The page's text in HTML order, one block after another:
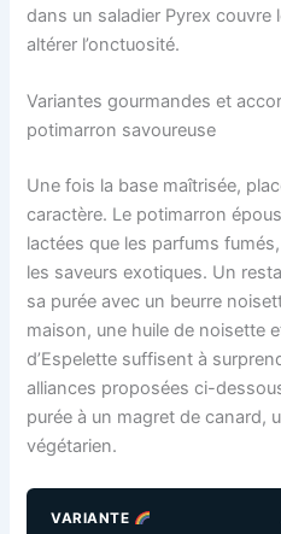
dans un saladier Pyrex
altérer l’onctuosité.
Variantes gourmandes et
potimarron savoureuse
Une fois la base maîtrisée,
caractère. Le potimarron
lactées que les parfums
les saveurs exotiques. Un
sa purée avec un beurre
maison, une huile de noisette
d’Espelette suffisent à
alliances proposées ci-
purée à un magret de canard,
végétarien.
VARIANTE